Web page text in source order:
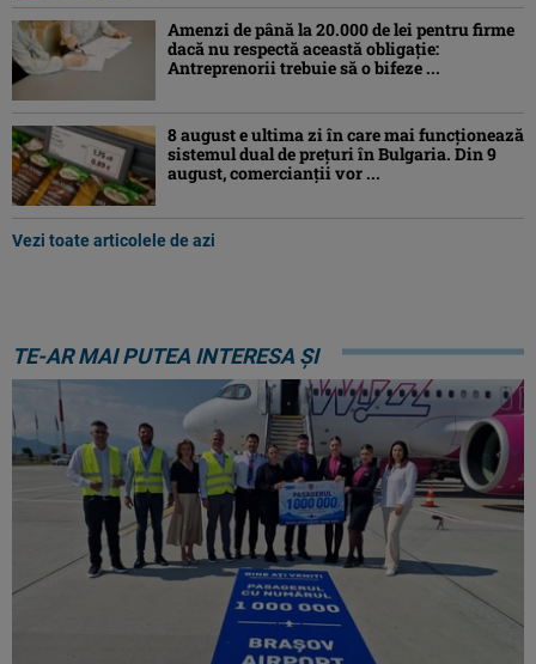
Amenzi de până la 20.000 de lei pentru firme
dacă nu respectă această obligație:
Antreprenorii trebuie să o bifeze ...
8 august e ultima zi în care mai funcționează
sistemul dual de prețuri în Bulgaria. Din 9
august, comercianții vor ...
Vezi toate articolele de azi
TE-AR MAI PUTEA INTERESA ȘI